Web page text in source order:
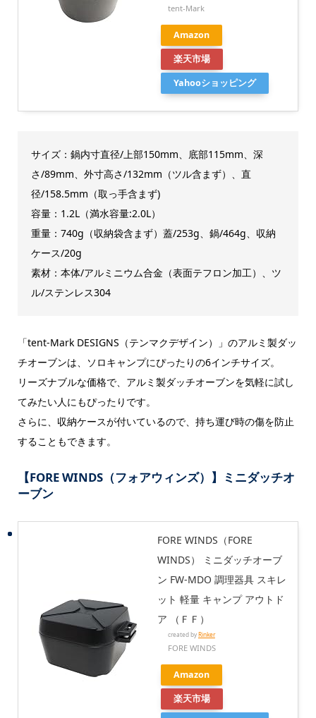
tent-Mark
Amazon
楽天市場
Yahooショッピング
サイズ：鍋内寸直径/上部150mm、底部115mm、深
さ/89mm、外寸高さ/132mm（ツル含まず）、直
径/158.5mm（取っ手含まず)
容量：1.2L（満水容量:2.0L）
重量：740g（収納袋含まず）蓋/253g、鍋/464g、収納
ケース/20g
素材：本体/アルミニウム合金（表面テフロン加工）、ツ
ル/ステンレス304
「tent-Mark DESIGNS（テンマクデザイン）」のアルミ製ダッ
チオーブンは、ソロキャンプにぴったりの6インチサイズ。
リーズナブルな価格で、アルミ製ダッチオーブンを気軽に試し
てみたい人にもぴったりです。
さらに、収納ケースが付いているので、持ち運び時の傷を防止
することもできます。
【FORE WINDS（フォアウィンズ）】ミニダッチオ
ーブン
FORE WINDS（FORE
WINDS） ミニダッチオーブ
ン FW-MDO 調理器具 スキレ
ット 軽量 キャンプ アウトド
ア （ＦＦ）
created byRinker
FORE WINDS
Amazon
楽天市場